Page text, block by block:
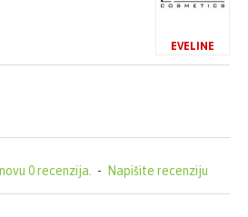
0 recenzija. - Napišite recenziju
EVELINE